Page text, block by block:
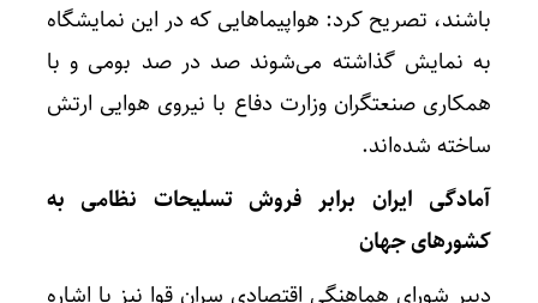
باشند، تصریح کرد: هواپیماهایی که در این نمایشگاه
به نمایش گذاشته می‌شوند صد در صد بومی و با
همکاری صنعتگران وزارت دفاع با نیروی هوایی ارتش
ساخته شده‌اند.
آمادگی ایران برابر فروش تسلیحات نظامی به
کشورهای جهان
دبیر شورای هماهنگی اقتصادی سران قوا نیز با اشاره